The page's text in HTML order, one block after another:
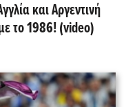
και Αργεντινή
το 1986! (video)